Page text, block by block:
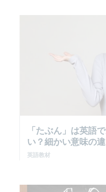
「たぶん」は英語
い？細かい意味の
英語教材